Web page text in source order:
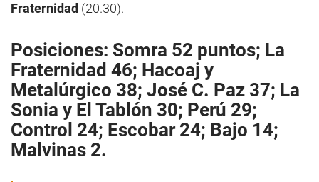
Fraternidad (20.30).
Posiciones: Somra 52 puntos; La
Fraternidad 46; Hacoaj y
Metalúrgico 38; José C. Paz 37; La
Sonia y El Tablón 30; Perú 29;
Control 24; Escobar 24; Bajo 14;
Malvinas 2.